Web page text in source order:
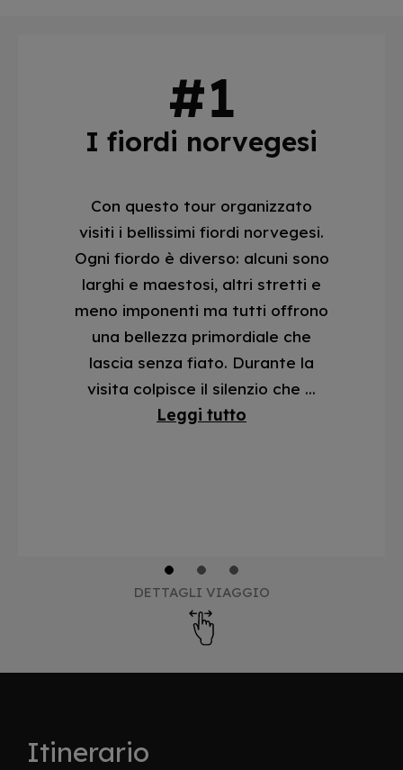
I fiordi norvegesi
Con questo tour organizzato
visiti i bellissimi fiordi norvegesi.
Ogni fiordo è diverso: alcuni sono
larghi e maestosi, altri stretti e
meno imponenti ma tutti offrono
una bellezza primordiale che
lascia senza fiato. Durante la
visita colpisce il silenzio che ...
Leggi tutto
DETTAGLI VIAGGIO
Itinerario